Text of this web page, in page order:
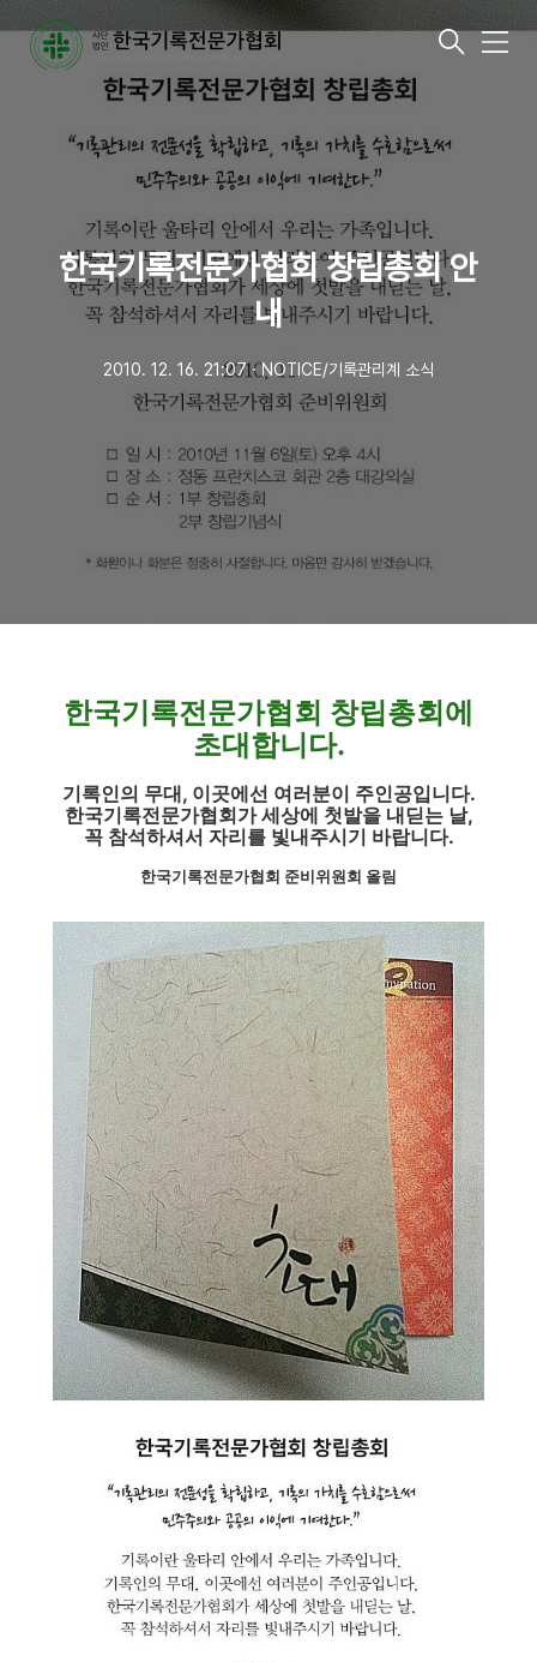
메
한국기록전문가협회 창립총회 안
내
2010. 12. 16. 21:07ㆍNOTICE/기록관리계 소식
한국기록전문가협회 창립총회에
초대합니다.
기록인의 무대, 이곳에선 여러분이 주인공입니다.
한국기록전문가협회가 세상에 첫발을 내딛는 날,
꼭 참석하셔서 자리를 빛내주시기 바랍니다.
한국기록전문가협회 준비위원회 올림